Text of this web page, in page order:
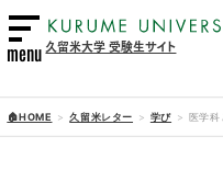
menu 久留米大学 受験生サイト
🏠HOME 久留米レター 学び 医学